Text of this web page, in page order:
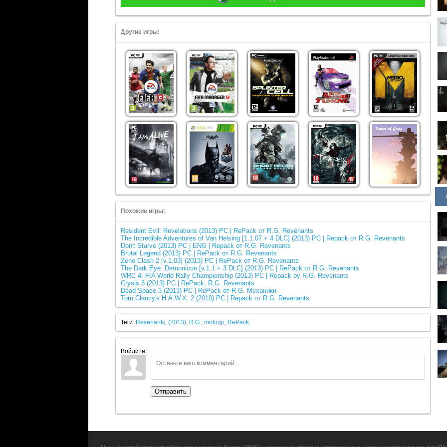
Другие игры:
Похожие игры:
Resident Evil: Revelations (2013) PC | RePack от R.G. Revenants
The Incredible Adventures of Van Helsing [1.1.07 + 4 DLC] (2013) PC | Repack от R.G. Revenants
Don't Starve (2013) PC | ENG | Repack от R.G. Revenants
Brutal Legend (2013) PC | RePack от R.G. Revenants
Zeno Clash 2 [v.1.03] (2013) PC | RePack от R.G. Revenants
The Dark Eye: Demonicon [v.1.1 + 3 DLC] (2013) PC | RePack от R.G. Revenants
WRC 4: FIA World Rally Championship (2013) PC | Repack by R.G. Revenants
Crysis 3 (2013) PC | RePack, R.G. Revenants
Dead Space 3 (2013) PC | RePack от R.G. Механики
Tom Clancy's H.A.W.X. 2 (2010) PC | Repack от R.G. Revenants
Теги: Revenants, (2013), R.G., motogp, RePack
Войдите:
Отправить